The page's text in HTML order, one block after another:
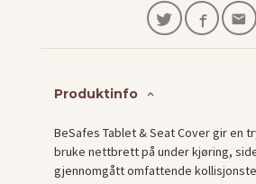
Produktinfo
BeSafes Tablet & Seat Cover gir en
bruke nettbrett på under kjøring,
gjennomgått omfattende